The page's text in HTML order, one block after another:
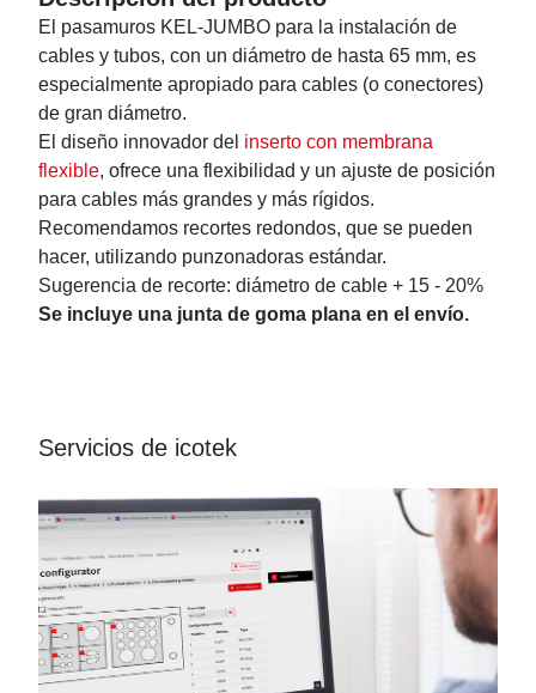
El pasamuros KEL-JUMBO para la instalación de
cables y tubos, con un diámetro de hasta 65 mm, es
especialmente apropiado para cables (o conectores)
de gran diámetro.
El diseño innovador del inserto con membrana
flexible, ofrece una flexibilidad y un ajuste de posición
para cables más grandes y más rígidos.
Recomendamos recortes redondos, que se pueden
hacer, utilizando punzonadoras estándar.
Sugerencia de recorte: diámetro de cable + 15 - 20%
Se incluye una junta de goma plana en el envío.
Servicios de icotek